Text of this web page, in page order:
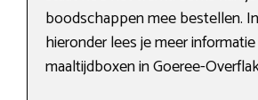
boodschappen mee bestellen.
hieronder lees je meer
maaltijdboxen in Goeree-